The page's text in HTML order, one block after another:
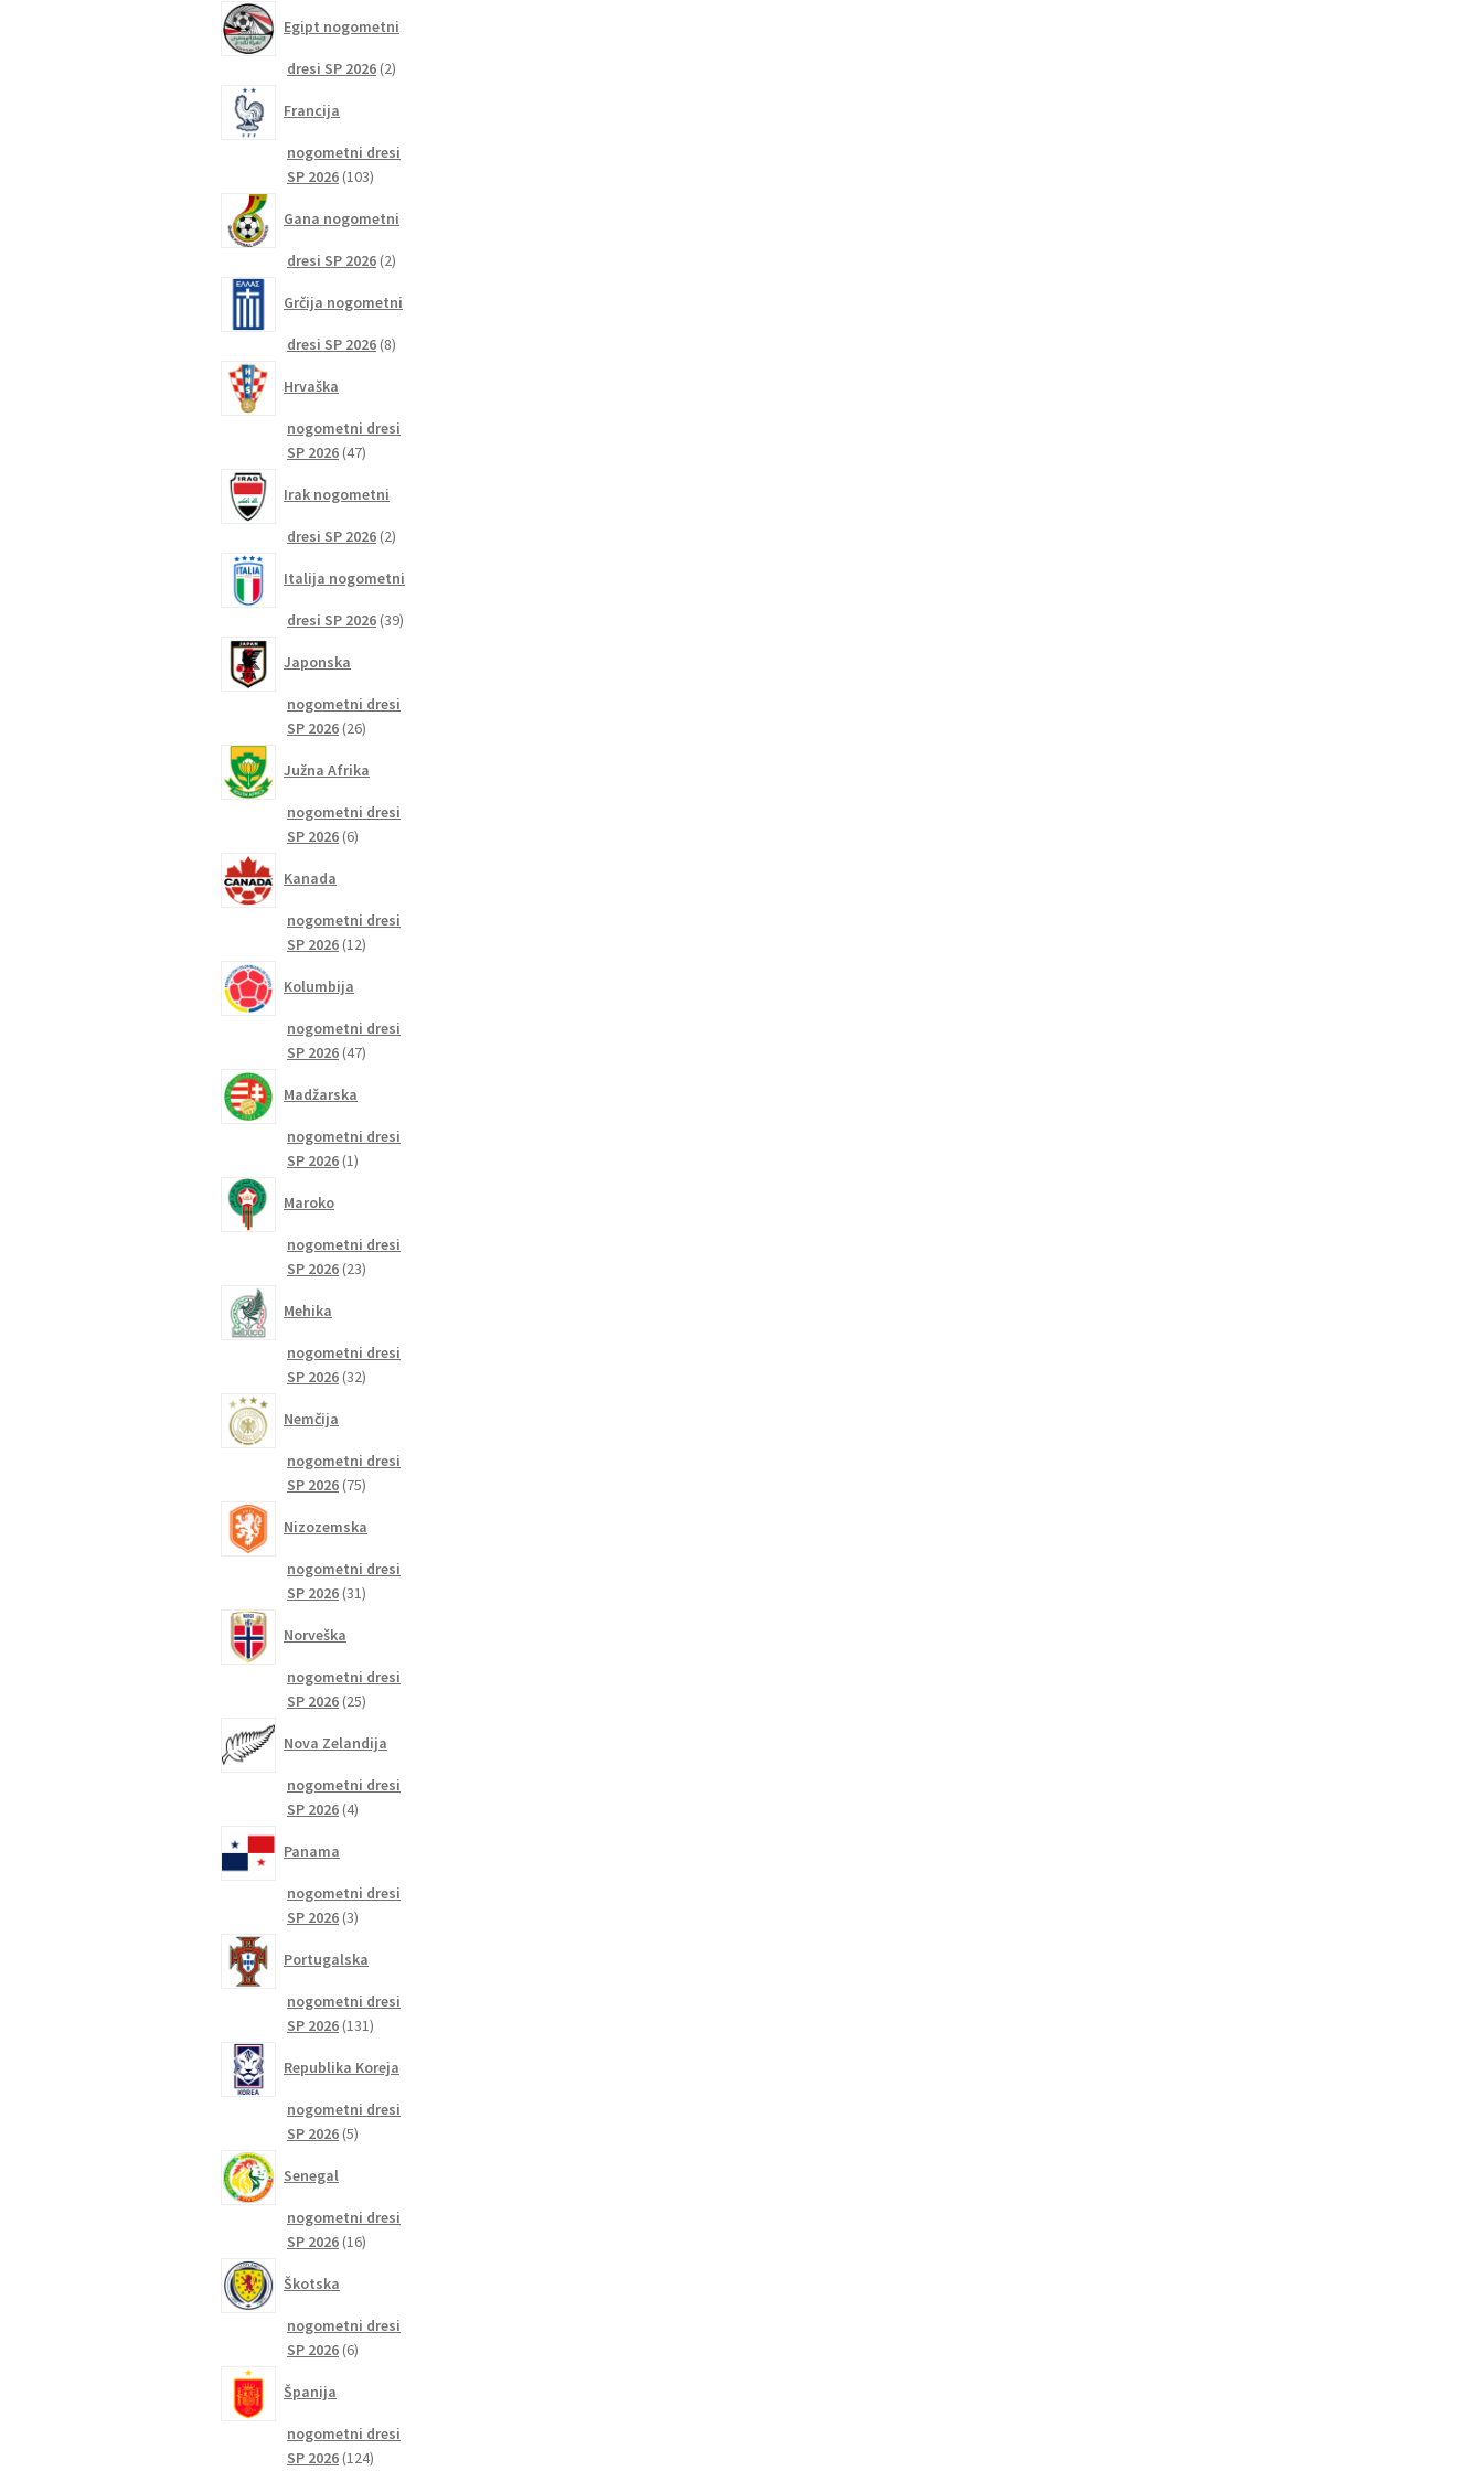
Egipt nogometni
dresi SP 2026 22
Francija
nogometni dresi
SP 2026 103103
Gana nogometni
dresi SP 2026 22
Grčija nogometni
dresi SP 2026 88
Hrvaška
nogometni dresi
SP 2026 4747
Irak nogometni
dresi SP 2026 22
Italija nogometni
dresi SP 2026 3939
Japonska
nogometni dresi
SP 2026 2626
Južna Afrika
nogometni dresi
SP 2026 66
Kanada
nogometni dresi
SP 2026 1212
Kolumbija
nogometni dresi
SP 2026 4747
Madžarska
nogometni dresi
SP 2026 11
Maroko
nogometni dresi
SP 2026 2323
Mehika
nogometni dresi
SP 2026 3232
Nemčija
nogometni dresi
SP 2026 7575
Nizozemska
nogometni dresi
SP 2026 3131
Norveška
nogometni dresi
SP 2026 2525
Nova Zelandija
nogometni dresi
SP 2026 44
Panama
nogometni dresi
SP 2026 33
Portugalska
nogometni dresi
SP 2026 131131
Republika Koreja
nogometni dresi
SP 2026 55
Senegal
nogometni dresi
SP 2026 1616
Škotska
nogometni dresi
SP 2026 66
Španija
nogometni dresi
SP 2026 124124